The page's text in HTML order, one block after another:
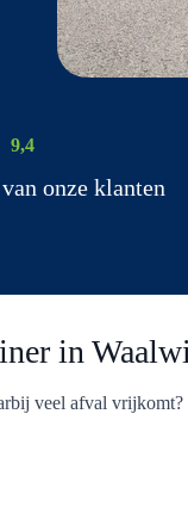
9,4
onze klanten
in
veel afval